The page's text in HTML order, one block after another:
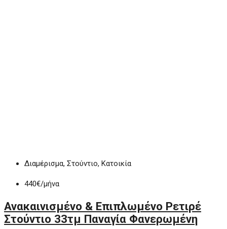
Διαμέρισμα, Στούντιο, Κατοικία
440€/μήνα
Ανακαινισμένο & Επιπλωμένο Ρετιρέ
Στούντιο 33τμ Παναγία Φανερωμένη